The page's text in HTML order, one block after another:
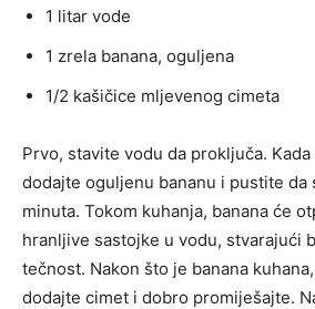
1 litar vode
1 zrela banana, oguljena
1/2 kašičice mljevenog cimeta
Prvo, stavite vodu da proključa.
dodajte oguljenu bananu i pustite da
minuta. Tokom kuhanja, banana će
hranljive sastojke u vodu, stvarajući
tečnost. Nakon što je banana
dodajte cimet i dobro promiješajte.